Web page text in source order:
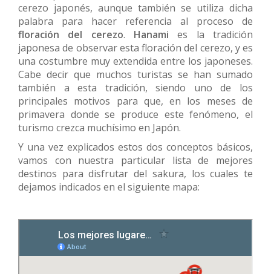
cerezo japonés, aunque también se utiliza dicha
palabra para hacer referencia al proceso de
floración del cerezo. Hanami es la tradición
japonesa de observar esta floración del cerezo, y es
una costumbre muy extendida entre los japoneses.
Cabe decir que muchos turistas se han sumado
también a esta tradición, siendo uno de los
principales motivos para que, en los meses de
primavera donde se produce este fenómeno, el
turismo crezca muchísimo en Japón.
Y una vez explicados estos dos conceptos básicos,
vamos con nuestra particular lista de mejores
destinos para disfrutar del sakura, los cuales te
dejamos indicados en el siguiente mapa: